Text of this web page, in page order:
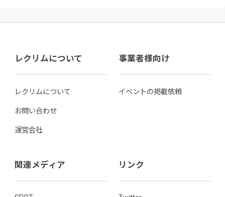
レクリムについて
レクリムについて
お問い合わせ
運営会社
事業者様向け
イベントの掲載依頼
関連メディア リンク